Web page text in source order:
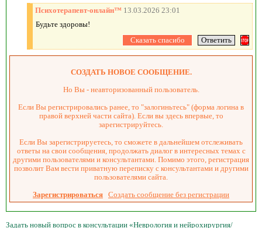
Психотерапевт-онлайн™ 13.03.2026 23:01
Будьте здоровы!
СОЗДАТЬ НОВОЕ СООБЩЕНИЕ.
Но Вы - неавторизованный пользователь.
Если Вы регистрировались ранее, то "залогиньтесь" (форма логина в
правой верхней части сайта). Если вы здесь впервые, то
зарегистрируйтесь.
Если Вы зарегистрируетесь, то сможете в дальнейшем отслеживать
ответы на свои сообщения, продолжать диалог в интересных темах с
другими пользователями и консультантами. Помимо этого, регистрация
позволит Вам вести приватную переписку с консультантами и другими
пользователями сайта.
Зарегистрироваться Создать сообщение без регистрации
Задать новый вопрос в консультации «Неврология и нейрохирургия/